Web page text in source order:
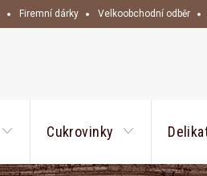
Firemní dárky Velkoobchodní odběr
Cukrovinky